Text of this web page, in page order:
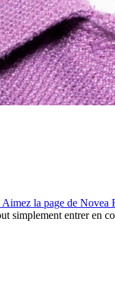
Aimez la page de Novea
simplement entrer en